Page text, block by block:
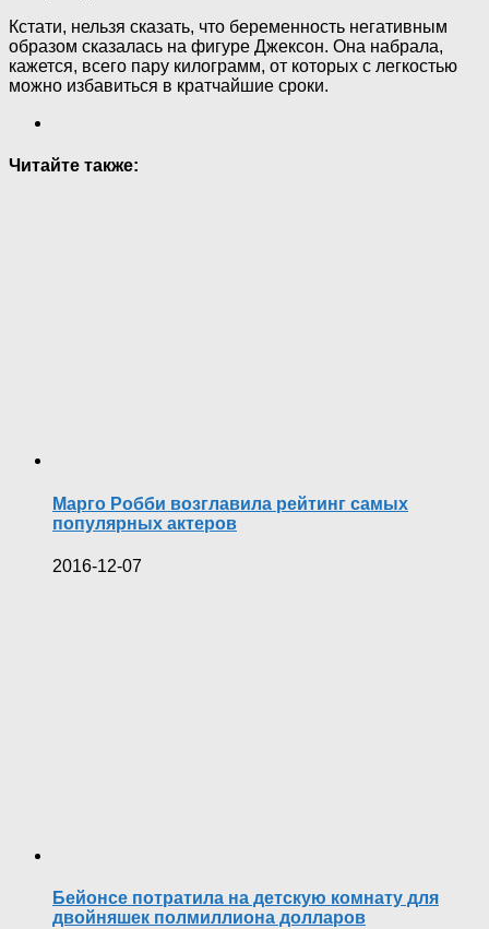
Кстати, нельзя сказать, что беременность негативным
образом сказалась на фигуре Джексон. Она набрала,
кажется, всего пару килограмм, от которых с легкостью
можно избавиться в кратчайшие сроки.
Читайте также:
Марго Робби возглавила рейтинг самых
популярных актеров
2016-12-07
Бейонсе потратила на детскую комнату для
двойняшек полмиллиона долларов